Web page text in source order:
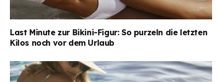
Last Minute zur Bikini-Figur: So purzeln die letzten
Kilos noch vor dem Urlaub